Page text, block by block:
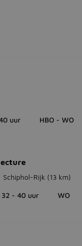
uur HBO - WO
Schiphol-Rijk (13 km)
32 - 40 uur
WO